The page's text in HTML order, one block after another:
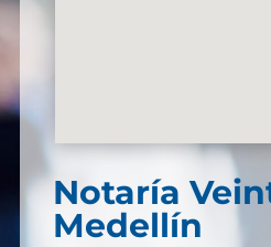
Notaría
Medellín